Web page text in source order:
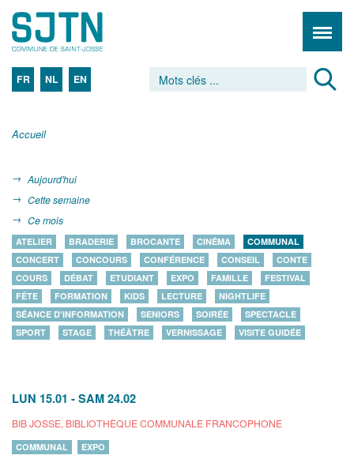
FR NL EN
Accueil
Aujourd'hui
Cette semaine
Ce mois
ATELIER BRADERIE BROCANTE CINÉMA
COMMUNAL
CONCERT
CONCOURS CONFÉRENCE CONSEIL
CONTE
COURS
DÉBAT ETUDIANT EXPO FAMILLE
FESTIVAL
FÊTE
FORMATION KIDS LECTURE
NIGHTLIFE
SÉANCE D'INFORMATION
SENIORS SOIRÉE
SPECTACLE
SPORT
STAGE THÉÂTRE VERNISSAGE VISITE GUIDÉE
LUN 15.01 - SAM 24.02
BIB JOSSE, BIBLIOTHÈQUE COMMUNALE FRANCOPHONE
COMMUNAL EXPO